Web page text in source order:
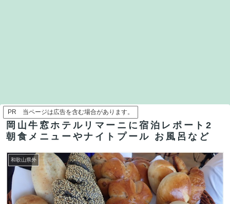
PR 当ページは広告を含む場合があります。
岡山牛窓ホテルリマーニに宿泊レポート2
朝食メニューやナイトプール お風呂など
和歌山県外